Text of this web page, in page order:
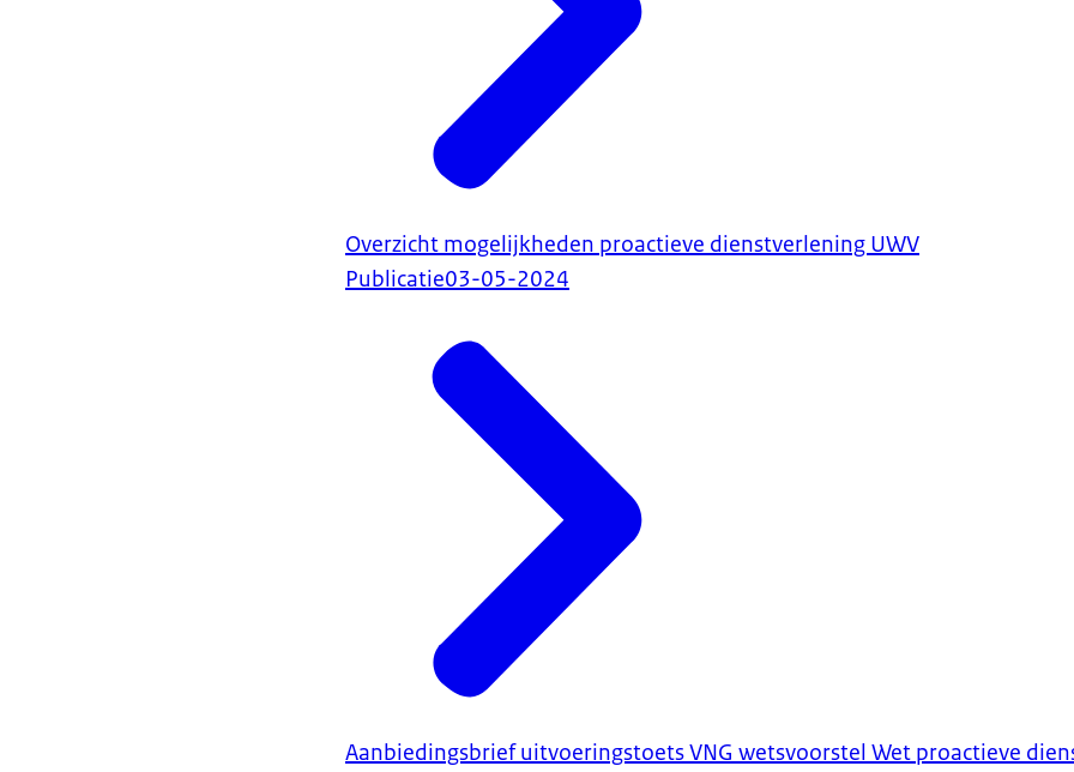
Overzicht mogelijkheden proactieve dienstverlening UWV
Publicatie03-05-2024
Aanbiedingsbrief uitvoeringstoets VNG wetsvoorstel Wet proactieve